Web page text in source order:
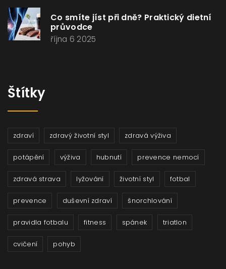
Co smíte jíst při dně? Praktický dietní
průvodce
října 6 2025
Štítky
zdraví zdravý životní styl zdravá výživa
potápění výživa hubnutí prevence nemocí
zdravá strava lyžování životní styl fotbal
prevence duševní zdraví šnorchlování
pravidla fotbalu fitness spánek triatlon
cvičení pohyb